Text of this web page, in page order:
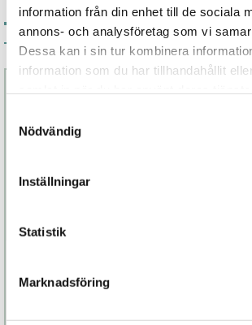
information från din enhet till de sociala
annons- och analysföretag som vi
Dessa kan i sin tur kombinera
information som du har tillhandahållit
Nödvändig
Inställningar
Statistik
Marknadsföring
Associerade
Antibakteriell